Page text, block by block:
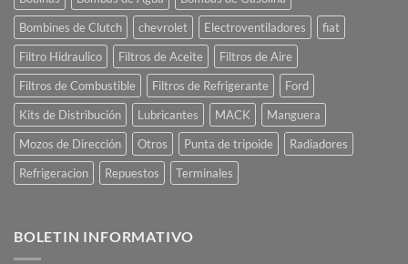
Bombines de Clutch
chevrolet Electroventiladores
fiat
Filtro Hidraulico
Filtros de Aceite
Filtros de Aire
Filtros de Combustible
Filtros de Refrigerante
Ford
Kits de Distribución
Lubricantes MACK
Manguera
Mozos de Dirección
Otros Punta de tripoide
Radiadores
Refrigeracion
Repuestos Terminales
BOLETIN INFORMATIVO